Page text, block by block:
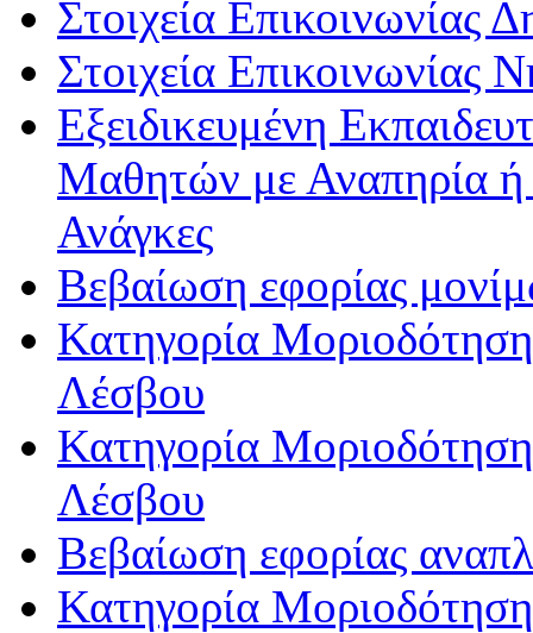
Στοιχεία Επικοινωνίας
Στοιχεία Επικοινωνίας
Εξειδικευμένη
Μαθητών με Αναπηρία ή /
Ανάγκες
Βεβαίωση εφορίας
Κατηγορία
Λέσβου
Κατηγορία
Λέσβου
Βεβαίωση εφορίας
Κατηγορία